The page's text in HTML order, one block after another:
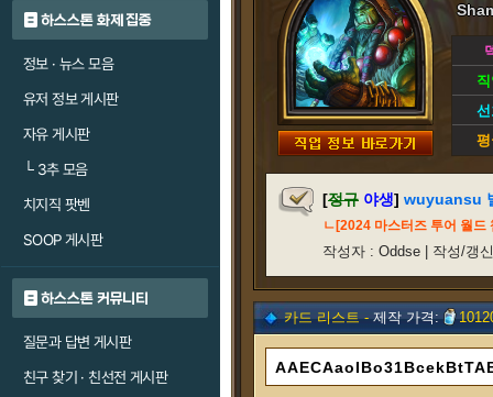
하스스톤 화제 집중
정보 · 뉴스 모음
유저 정보 게시판
자유 게시판
└3추 모음
치지직 팟벤
SOOP 게시판
하스스톤 커뮤니티
질문과 답변 게시판
친구 찾기 · 친선전 게시판
[정규 야생] wuyuansu
ㄴ[2024 마스터즈 투어 월드
작성자 : Oddse | 작성/갱
카드 리스트 -제작 가격: